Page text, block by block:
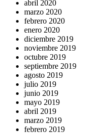
abril 2020
marzo 2020
febrero 2020
enero 2020
diciembre 2019
noviembre 2019
octubre 2019
septiembre 2019
agosto 2019
julio 2019
junio 2019
mayo 2019
abril 2019
marzo 2019
febrero 2019